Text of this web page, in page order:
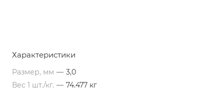
Характеристики
Размер, мм — 3,0
Вес 1 шт./кг. — 74.477 кг